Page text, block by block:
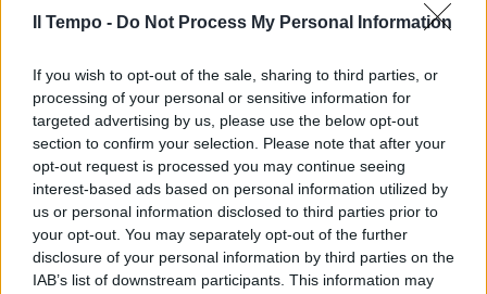
Il Tempo - Do Not Process My Personal Information
If you wish to opt-out of the sale, sharing to third parties, or
processing of your personal or sensitive information for
targeted advertising by us, please use the below opt-out
section to confirm your selection. Please note that after your
opt-out request is processed you may continue seeing
interest-based ads based on personal information utilized by
us or personal information disclosed to third parties prior to
your opt-out. You may separately opt-out of the further
disclosure of your personal information by third parties on the
IAB’s list of downstream participants. This information may
guardie private che garantiscono la sicurezza
del principe Andrea per cercare di
Lo scrive il Daily Mail ricordando che è da
tempo che il re vorrebbe che Andrea
lasciasse la residenza di trenta stanze e dal
valore di trenta milioni di sterline nel Windsor
Great Park.